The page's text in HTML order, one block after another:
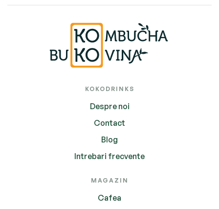
KOKODRINKS
Despre noi
Contact
Blog
Intrebari frecvente
MAGAZIN
Cafea